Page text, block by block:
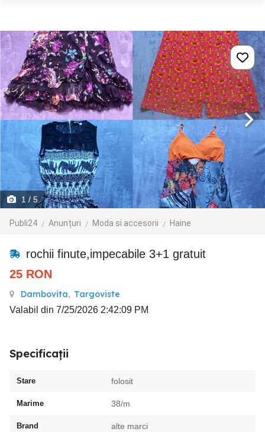
1 / 5
Publi24 Anunțuri Moda si accesorii Haine
rochii finute,impecabile 3+1 gratuit
25 RON
Dambovita, Targoviste
Valabil din 7/25/2026 2:42:09 PM
Specificații
Stare folosit
Marime 38/m
Brand alte marci